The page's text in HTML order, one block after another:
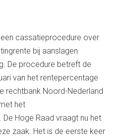
cassatieprocedure over
bij aanslagen
De procedure betreft de
van het rentepercentage
rechtbank Noord-Nederland
het
De Hoge Raad vraagt nu het
zaak. Het is de eerste keer